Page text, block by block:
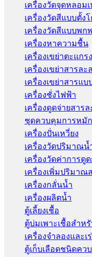
เครื่องวัดจุดหลอม
เครื่องวัดสีแบบตั้งโ
เครื่องวัดสีแบบพก
เครื่องหาความชื้น
เครื่องเขย่าตะแกร
เครื่องเขย่าสารล
เครื่องเขย่าสารแบ
เครื่องชั่งไฟฟ้า
เครื่องดูดจ่ายสาร
ชุดควบคุมการหมั
เครื่องปั่นเหวี่ยง
เครื่องวัดปริมาณน้
เครื่องวัดค่าการดู
เครื่องเพิ่มปริมาณ
เครื่องกลั่นน้ำ
เครื่องผลิตน้ำ
ตู้เลี้ยงเชื้อ
ตู้บ่มเพาะเชื้อสำหรั
เครื่องจำลองและ
ตู้เก็บเลือดชนิดค